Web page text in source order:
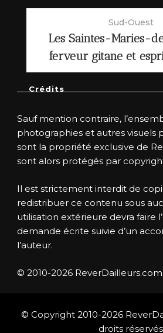
Sud-Ouest
Les Saintes-Maries-
ferveur gitane et
Crédits
Sauf mention contraire,
photographies et autres visuels
sont la propriété exclusive de
sont alors protégés par
Il est strictement interdit de
redistribuer ce contenu sous
utilisation extérieure devra faire
demande écrite suivie d’un
l’auteur.
© 2010-2026 ReverDailleurs.com
© Copyright 2010-2026
droits